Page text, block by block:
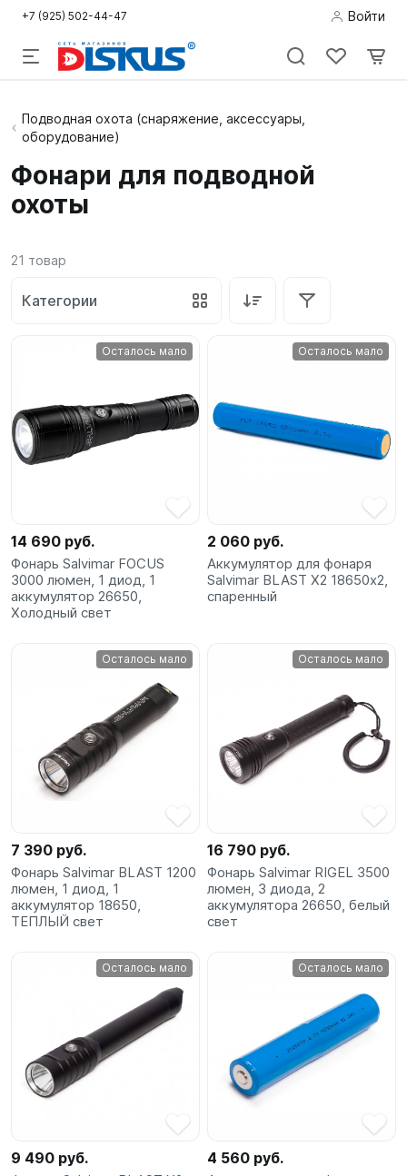
+7 (925) 502-44-47 Войти
Подводная
охота
Дайвинг
SUP-
сёрфинг
Бренды
Акции
Подводная охота (снаряжение, аксессуары,
оборудование)
Фонари для подводной
охоты
21 товар
Категории
Осталось мало
14 690 руб.
Фонарь Salvimar FOCUS
3000 люмен, 1 диод, 1
аккумулятор 26650,
Холодный свет
Осталось мало
2 060 руб.
Аккумулятор для фонаря
Salvimar BLAST X2 18650х2,
спаренный
Осталось мало
7 390 руб.
Фонарь Salvimar BLAST 1200
люмен, 1 диод, 1
аккумулятор 18650,
ТЕПЛЫЙ свет
Осталось мало
16 790 руб.
Фонарь Salvimar RIGEL 3500
люмен, 3 диода, 2
аккумулятора 26650, белый
свет
Осталось мало
9 490 руб.
Осталось мало
4 560 руб.